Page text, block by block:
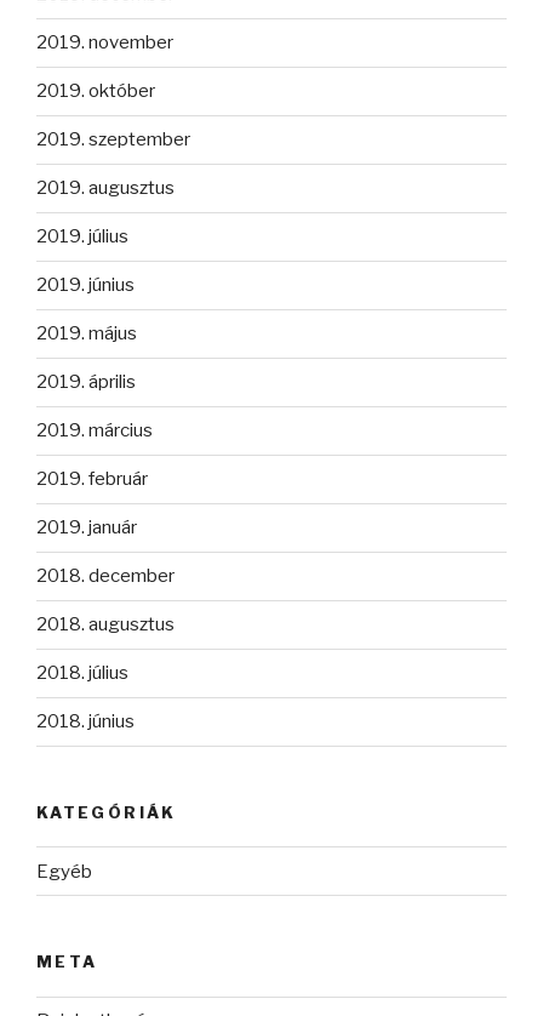
2019. november
2019. október
2019. szeptember
2019. augusztus
2019. július
2019. június
2019. május
2019. április
2019. március
2019. február
2019. január
2018. december
2018. augusztus
2018. július
2018. június
KATEGÓRIÁK
Egyéb
META